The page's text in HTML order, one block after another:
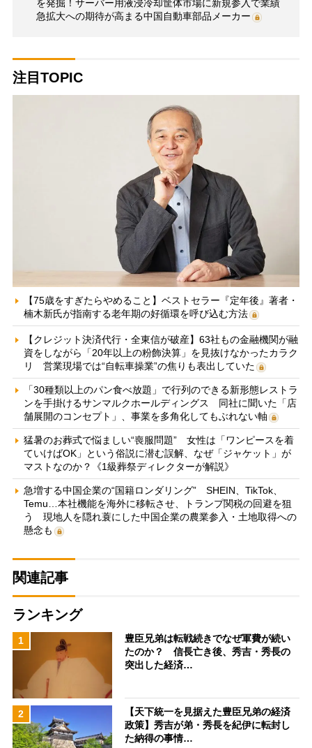
を発掘！サーバー用液浸冷却筐体市場に新規参入で業績
急拡大への期待が高まる中国自動車部品メーカー
注目TOPIC
【75歳をすぎたらやめること】ベストセラー『定年後』著者・
楠木新氏が指南する老年期の好循環を呼び込む方法
【クレジット決済代行・全東信が破産】63社もの金融機関が融
資をしながら「20年以上の粉飾決算」を見抜けなかったカラク
リ 営業現場では“自転車操業”の焦りも表出していた
「30種類以上のパン食べ放題」で行列のできる新形態レストラ
ンを手掛けるサンマルクホールディングス 同社に聞いた「店
舗展開のコンセプト」、事業を多角化してもぶれない軸
猛暑のお葬式で悩ましい“喪服問題” 女性は「ワンピースを着
ていけばOK」という俗説に潜む誤解、なぜ「ジャケット」が
マストなのか？《1級葬祭ディレクターが解説》
急増する中国企業の“国籍ロンダリング” SHEIN、TikTok、
Temu…本社機能を海外に移転させ、トランプ関税の回避を狙
う 現地人を隠れ蓑にした中国企業の農業参入・土地取得への
懸念も
関連記事
ランキング
1
豊臣兄弟は転戦続きでなぜ軍費が続い
たのか？ 信長亡き後、秀吉・秀長の
突出した経済…
2
【天下統一を見据えた豊臣兄弟の経済
政策】秀吉が弟・秀長を紀伊に転封し
た納得の事情…